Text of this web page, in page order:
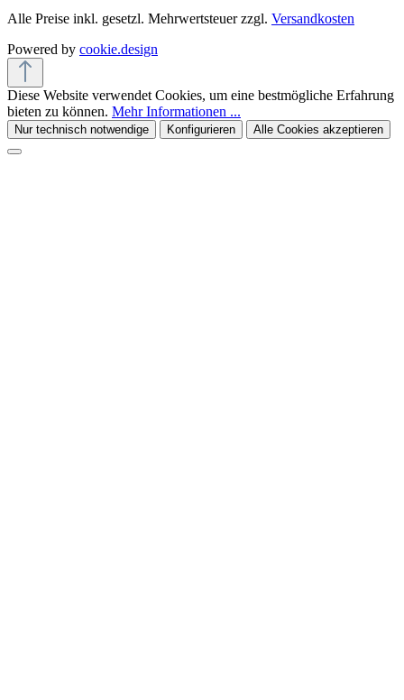
Alle Preise inkl. gesetzl. Mehrwertsteuer zzgl. Versandkosten
Powered by cookie.design
Diese Website verwendet Cookies, um eine bestmögliche Erfahrung
bieten zu können. Mehr Informationen ...
Nur technisch notwendige Konfigurieren Alle Cookies akzeptieren